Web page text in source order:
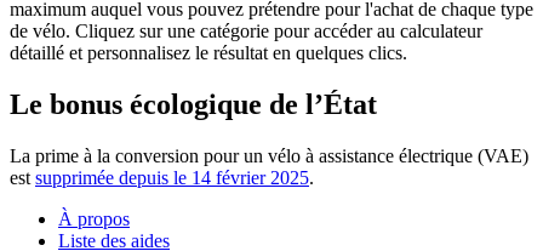
maximum auquel vous pouvez prétendre pour l'achat de chaque type
de vélo. Cliquez sur une catégorie pour accéder au calculateur
détaillé et personnalisez le résultat en quelques clics.
Le bonus écologique de l’État
La prime à la conversion pour un vélo à assistance électrique (VAE)
est supprimée depuis le 14 février 2025.
À propos
Liste des aides